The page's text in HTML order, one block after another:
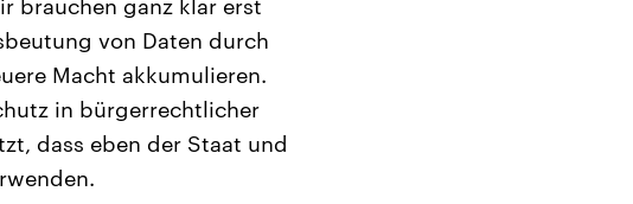
brauchen ganz klar erst
von Daten durch
Macht akkumulieren.
in bürgerrechtlicher
dass eben der Staat und